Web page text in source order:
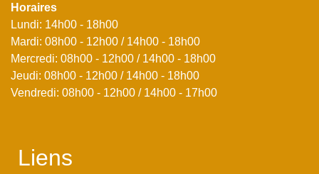
Horaires
Lundi: 14h00 - 18h00
Mardi: 08h00 - 12h00 / 14h00 - 18h00
Mercredi: 08h00 - 12h00 / 14h00 - 18h00
Jeudi: 08h00 - 12h00 / 14h00 - 18h00
Vendredi: 08h00 - 12h00 / 14h00 - 17h00
Liens